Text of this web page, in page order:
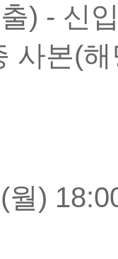
) - 신
사본(
월)